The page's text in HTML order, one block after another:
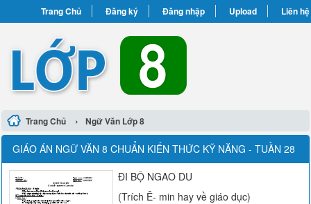
Trang Chủ Đăng ký Đăng nhập Upload Liên hệ
Trang Chủ › Ngữ Văn Lớp 8
GIÁO ÁN NGỮ VĂN 8 CHUẨN KIẾN THỨC KỸ NĂNG - TUẦN 28
ĐI BỘ NGAO DU
(Trích Ê- min hay về giáo dục)